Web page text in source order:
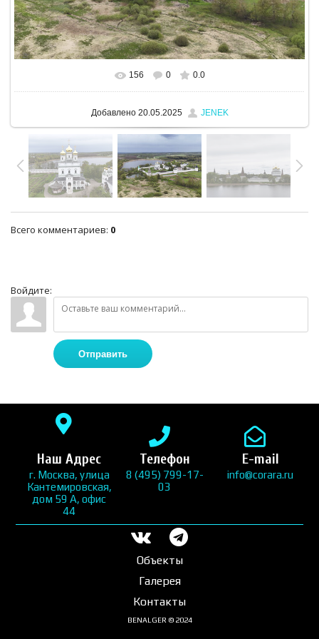
В реальном размере 1280x960
156 0 0.0
Добавлено20.05.2025 JENEK
Всего комментариев: 0
Войдите:
Отправить
Наш Адрес
г. Москва, улица
Кантемировская,
дом 59 А, офис
44
Телефон
8 (495) 799-17-
03
E-mail
info@corara.ru
Объекты
Галерея
Контакты
BENALGER © 2024